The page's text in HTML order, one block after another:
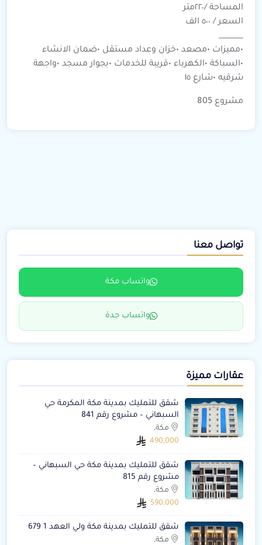
المساحة /٢٢٠متر
السعر / ٥٠٠ الف
____
___
•مميزات •مصعد •خزان وعداد مستقل •ضمان الانشاء
•السباكة •الكهرباء •قريبة للخدمات •بجوار مسجد •واجهة
شرقيه •شارع ١٥
مشروع 805
تواصل معنا
واتساب مكة
واتساب جدة
عقارات مميزة
شقق للتمليك بمدينة مكة المكرمة حي
السبهاني – مشروع رقم 841
مكة,
490,000
شقق للتمليك بمدينة مكة حي السبهاني –
مشروع رقم 815
مكة,
590,000
شقق للتمليك بمدينة مكة ولي العهد 1 679
مكة,